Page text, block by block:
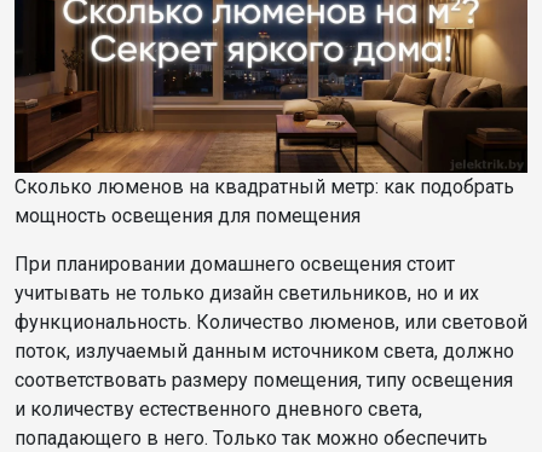
Сколько люменов на квадратный метр: как подобрать
мощность освещения для помещения
При планировании домашнего освещения стоит
учитывать не только дизайн светильников, но и их
функциональность. Количество люменов, или световой
поток, излучаемый данным источником света, должно
соответствовать размеру помещения, типу освещения
и количеству естественного дневного света,
попадающего в него. Только так можно обеспечить